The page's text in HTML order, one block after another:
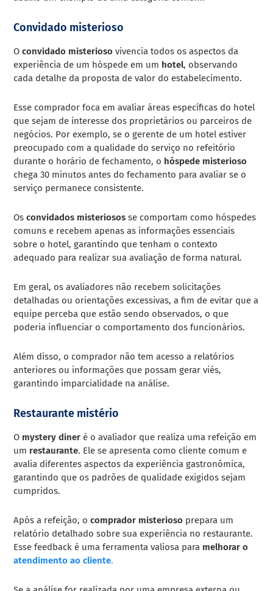
Convidado misterioso
Oconvidado misterioso vivencia todos os aspectos da
experiência de um hóspede em um hotel, observando
cada detalhe da proposta de valor do estabelecimento.
Esse comprador foca em avaliar áreas específicas do hotel
que sejam de interesse dos proprietários ou parceiros de
negócios. Por exemplo, se o gerente de um hotel estiver
preocupado com a qualidade do serviço no refeitório
durante o horário de fechamento, o hóspede misterioso
chega 30 minutos antes do fechamento para avaliar se o
serviço permanece consistente.
Osconvidados misteriosos se comportam como hóspedes
comuns e recebem apenas as informações essenciais
sobre o hotel, garantindo que tenham o contexto
adequado para realizar sua avaliação de forma natural.
Em geral, os avaliadores não recebem solicitações
detalhadas ou orientações excessivas, a fim de evitar que a
equipe perceba que estão sendo observados, o que
poderia influenciar o comportamento dos funcionários.
Além disso, o comprador não tem acesso a relatórios
anteriores ou informações que possam gerar viés,
garantindo imparcialidade na análise.
Restaurante mistério
O mystery diner é o avaliador que realiza uma refeição em
um restaurante. Ele se apresenta como cliente comum e
avalia diferentes aspectos da experiência gastronômica,
garantindo que os padrões de qualidade exigidos sejam
cumpridos.
Após a refeição, ocomprador misterioso prepara um
relatório detalhado sobre sua experiência no restaurante.
Esse feedback é uma ferramenta valiosa para melhorar o
atendimento ao cliente.